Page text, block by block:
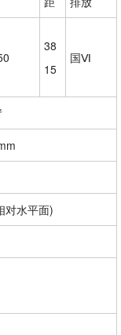
38
15
国Ⅵ
对水平面)